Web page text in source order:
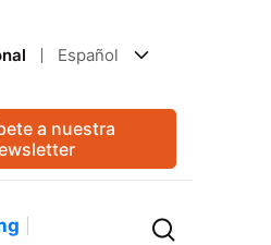
Español
a nuestra